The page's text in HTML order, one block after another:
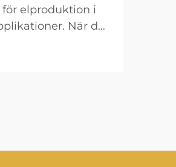
för elproduktion i
När det
utgör en